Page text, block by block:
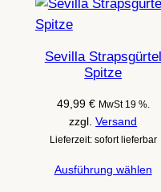
Sevilla Strapsgürtel
Spitze
49,99 € MwSt 19 %.
zzgl.Versand
Lieferzeit: sofort lieferbar
Ausführung wählen